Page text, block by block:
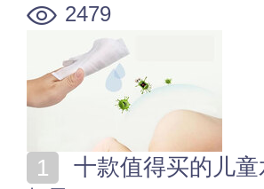
2479
十款值得买的儿